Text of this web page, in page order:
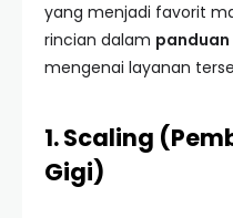
yang menjadi favorit
rincian dalam
mengenai layanan
1. Scaling
Gigi)